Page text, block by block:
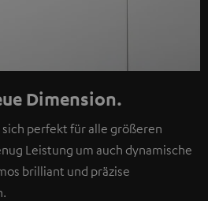
Dimension.
perfekt für alle größeren
Leistung um auch dynamische
brilliant und präzise